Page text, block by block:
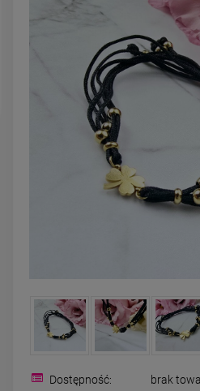
DO KOSZYKA
CHIRURGICZNA motylek
Dostępność: brak